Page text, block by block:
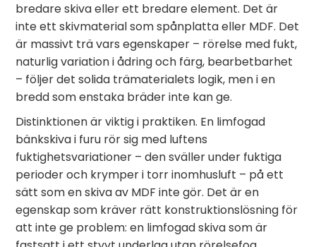
bredare skiva eller ett bredare element. Det är
inte ett skivmaterial som spånplatta eller MDF. Det
är massivt trä vars egenskaper – rörelse med fukt,
naturlig variation i ådring och färg, bearbetbarhet
– följer det solida trämaterialets logik, men i en
bredd som enstaka bräder inte kan ge.
Distinktionen är viktig i praktiken. En limfogad
bänkskiva i furu rör sig med luftens
fuktighetsvariationer – den sväller under fuktiga
perioder och krymper i torr inomhusluft – på ett
sätt som en skiva av MDF inte gör. Det är en
egenskap som kräver rätt konstruktionslösning för
att inte ge problem: en limfogad skiva som är